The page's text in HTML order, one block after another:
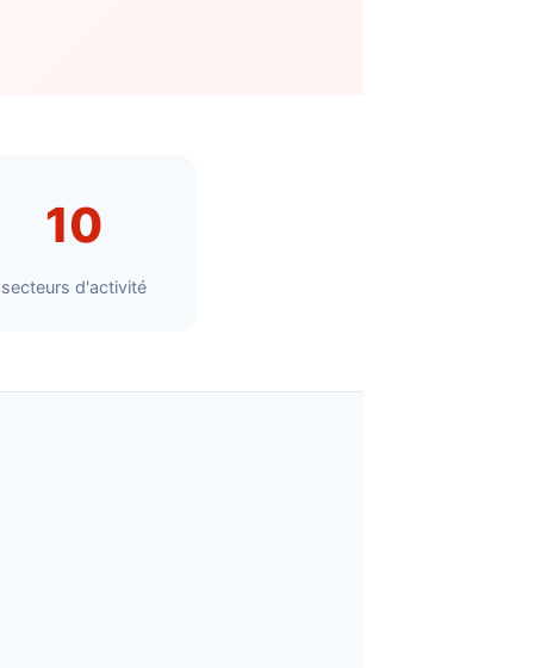
10
secteurs d'activité